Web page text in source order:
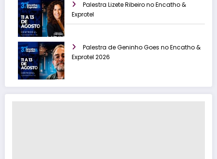
Palestra Lizete Ribeiro no Encatho &
Exprotel
Palestra de Geninho Goes no Encatho &
Exprotel 2026